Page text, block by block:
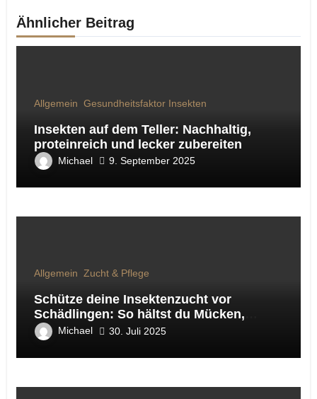
Ähnlicher Beitrag
Allgemein Gesundheitsfaktor Insekten
Insekten auf dem Teller: Nachhaltig,
proteinreich und lecker zubereiten
Michael 9. September 2025
Allgemein Zucht & Pflege
Schütze deine Insektenzucht vor
Schädlingen: So hältst du Mücken,
Fliegen & Co. fern
Michael 30. Juli 2025